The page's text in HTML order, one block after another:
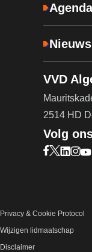
Agenda
Nieuws
VVD
2514 HD
Volg
Bezoek
Bezoek
Privacy & Cookie Protocol
Wijzigen lidmaatschap
Disclaimer